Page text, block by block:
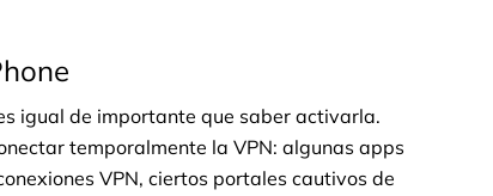
igual de importante que saber activarla.
temporalmente la VPN: algunas apps
VPN, ciertos portales cautivos de